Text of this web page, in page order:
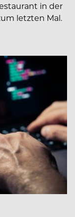
in der
letzten Mal.